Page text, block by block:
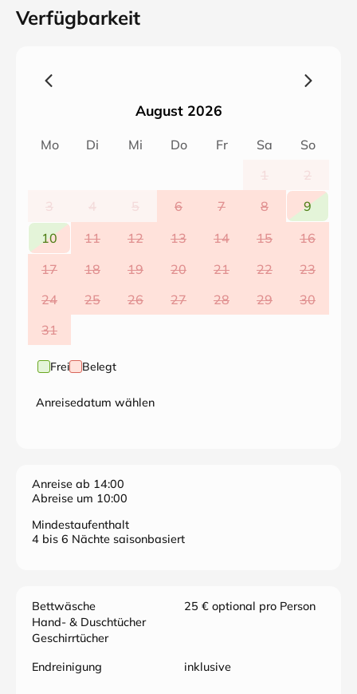
Wallbox Typ2 (ab Dez.21) nach Absprache.
Verfügbarkeit
August 2026
Mo Di Mi Do Fr Sa
So
1
2
3
4 5 6 7 8
9
10
11 12 13 14 15
16
17
18 19 20 21 22
23
24
25 26 27 28 29
30
31
Frei Belegt
Anreisedatum wählen
Anreise ab 14:00
Abreise um 10:00
Mindestaufenthalt
4 bis 6 Nächte saisonbasiert
Bettwäsche
Hand- & Duschtücher
Geschirrtücher
25 € optional pro Person
Endreinigung inklusive